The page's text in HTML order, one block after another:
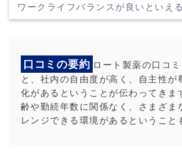
ワークライフバランスが良いといえ
口コミの要約 ロート製薬の口コ
と、社内の自由度が高く、自主性が
化があるということが伝わってきま
齢や勤続年数に関係なく、さまざま
レンジできる環境があるということ